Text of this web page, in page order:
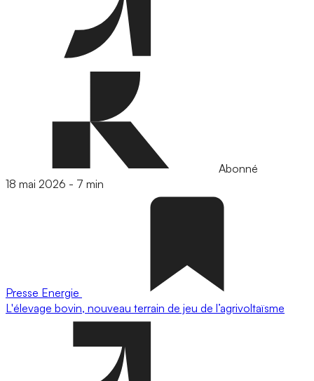
Abonné
18 mai 2026 - 7 min
Presse Energie
L'élevage bovin, nouveau terrain de jeu de l’agrivoltaïsme